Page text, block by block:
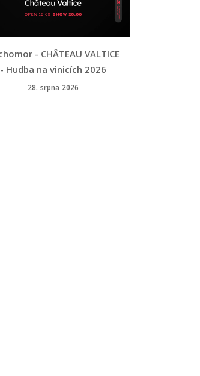
- CHÂTEAU VALTICE
- Hudba na vinicích 2026
28. srpna 2026